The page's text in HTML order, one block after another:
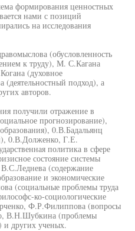
формирования ценностных
нами с позиций
на исследования
(обусловленность
к труду), М. С.Кагана
(духовное
(деятельностный подход), а
авторов.
получили отражение в
прогнозирование),
0.В.Бадальянц
0.В.Долженко, Г.Е.
политика в сфере
состояние системы
(содержание
и экономические
(социальные проблемы труда
ко-социологические
Ф.Р.Филиппова (вопросы
В.Н.Шубкина (проблемы
и других ученых.